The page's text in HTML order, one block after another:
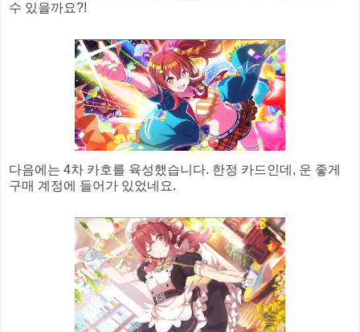
수 있을까요?!
다음에는 4차 카호를 육성했습니다. 한정 카드인데, 운 좋게
구매 계정에 들어가 있었네요.